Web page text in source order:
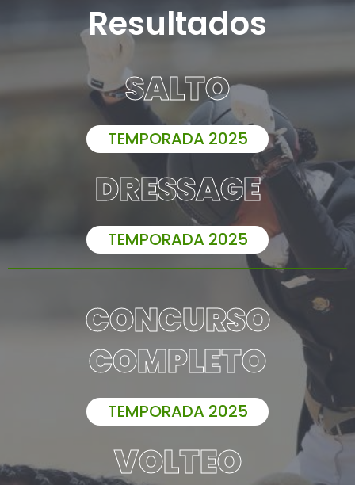
Resultados
SALTO
TEMPORADA 2025
DRESSAGE
TEMPORADA 2025
CONCURSO
COMPLETO
TEMPORADA 2025
VOLTEO